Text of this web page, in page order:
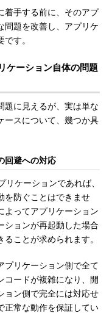
手する前に、そのアプ
問題を改善し、アプリケ
す。
ケーション自体の問題
に見えるが、実は単な
ースについて、幾つか具
回避への対応
ケーションであれば、
を防ぐことはできませ
よってアプリケーション
ションが再起動した場合
ことが求められます。
リケーション側で全て
コードが複雑になり、開
ョン側で完全には対応せ
正常な動作を保証してい